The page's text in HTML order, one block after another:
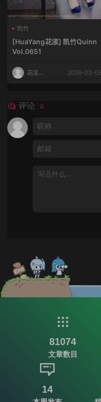
凯竹
[HuaYang花漾] 凯竹Quinn
Vol.0651
花漾
2026-02-
评论 0
81074
文章数目
14